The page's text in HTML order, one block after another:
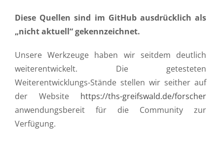
Diese Quellen sind im GitHub ausdrücklich als
„nicht aktuell“ gekennzeichnet.
Unsere Werkzeuge haben wir seitdem deutlich
weiterentwickelt. Die getesteten
Weiterentwicklungs-Stände stellen wir seither auf
der Website https://ths-greifswald.de/forscher
anwendungsbereit für die Community zur
Verfügung.